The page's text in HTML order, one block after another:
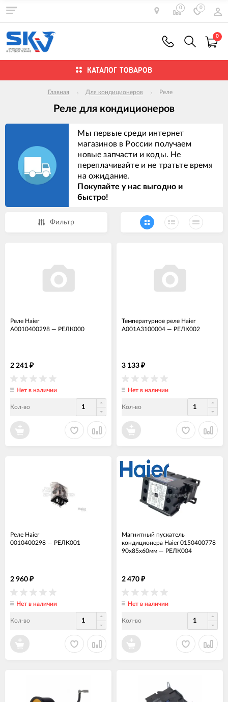
0 0
0
КАТАЛОГ ТОВАРОВ
Главная Для кондиционеров Реле
Реле для кондиционеров
Мы первые среди интернет
магазинов в России получаем
новые запчасти и коды. Не
переплачивайте и не тратьте время
на ожидание.
Покупайте у нас выгодно и
быстро!
Фильтр
Реле Haier
A0010400298 — РЕЛК000
2 241 ₽
Нет в наличии
Кол-во
Температурное реле Haier
A001A3100004 — РЕЛК002
3 133 ₽
Нет в наличии
Кол-во
Реле Haier
0010400298 — РЕЛК001
2 960 ₽
Нет в наличии
Кол-во
Магнитный пускатель
кондиционера Haier 0150400778
90х85х60мм — РЕЛК004
2 470 ₽
Нет в наличии
Кол-во